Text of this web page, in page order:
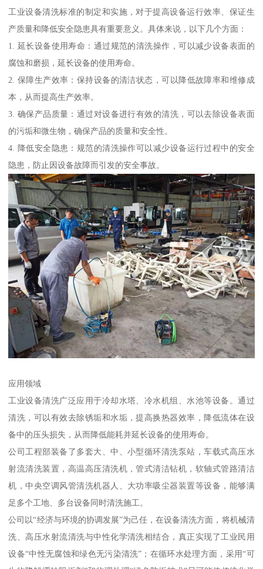
工业设备清洗标准的制定和实施，对于提高设备运行效率、保证生
产质量和降低安全隐患具有重要意义。具体来说，以下几个方面：
1. 延长设备使用寿命：通过规范的清洗操作，可以减少设备表面的
腐蚀和磨损，延长设备的使用寿命。
2. 保障生产效率：保持设备的清洁状态，可以降低故障率和维修成
本，从而提高生产效率。
3. 确保产品质量：通过对设备进行有效的清洗，可以去除设备表面
的污垢和微生物，确保产品的质量和安全性。
4. 降低安全隐患：规范的清洗操作可以减少设备运行过程中的安全
隐患，防止因设备故障而引发的安全事故。
应用领域
工业设备清洗广泛应用于冷却水塔、冷水机组、水池等设备。通过
清洗，可以有效去除锈垢和水垢，提高换热器效率，降低流体在设
备中的压头损失，从而降低能耗并延长设备的使用寿命。
公司工程部装备了多套大、中、小型循环清洗泵站，车载式高压水
射流清洗装置，高温高压清洗机，管式清洁钻机，软轴式管路清洁
机，中央空调风管清洗机器人、大功率吸尘器装置等设备，能够满
足多个工地、多台设备同时清洗施工。
公司以“经济与环境的协调发展”为己任，在设备清洗方面，将机械清
洗、高压水射流清洗与中性化学清洗相结合，真正实现了工业民用
设备“中性无腐蚀和绿色无污染清洗”；在循环水处理方面，采用“可